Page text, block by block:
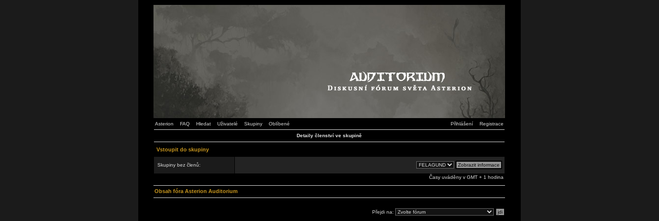
Asterion FAQ Hledat Uživatelé Skupiny Oblíbené Přihlášení Registrace
Detaily členství ve skupině
Vstoupit do skupiny
Skupiny bez členů:
Časy uváděny v GMT + 1 hodina
Obsah fóra Asterion Auditorium
Přejdi na: